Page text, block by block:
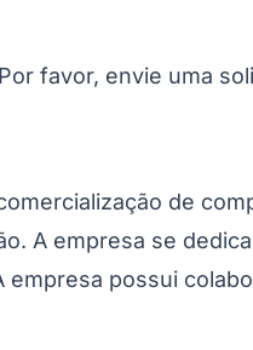
favor, envie uma
de
A empresa se
possui